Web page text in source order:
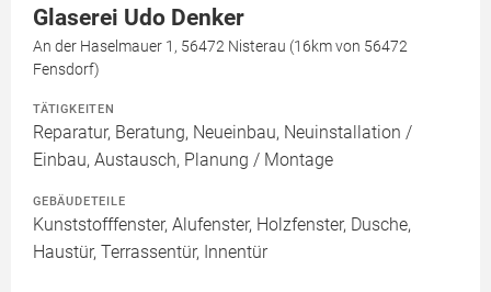
Glaserei Udo Denker
An der Haselmauer 1, 56472 Nisterau (16km von 56472
Fensdorf)
TÄTIGKEITEN
Reparatur, Beratung, Neueinbau, Neuinstallation /
Einbau, Austausch, Planung / Montage
GEBÄUDETEILE
Kunststofffenster, Alufenster, Holzfenster, Dusche,
Haustür, Terrassentür, Innentür